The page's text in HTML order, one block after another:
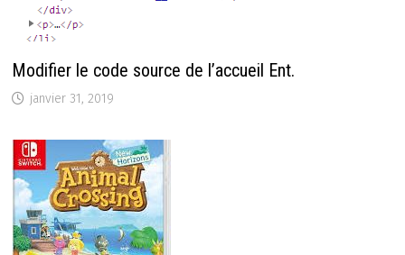
Modifier le code source de l’accueil Ent.
janvier 31, 2019